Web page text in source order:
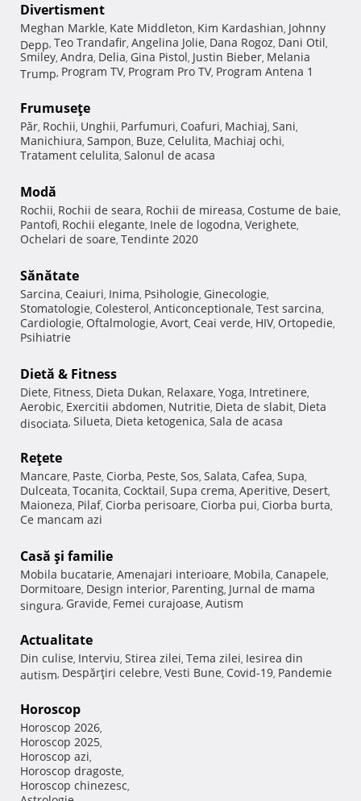
Divertisment
Meghan Markle, Kate Middleton, Kim Kardashian, Johnny
Depp, Teo Trandafir, Angelina Jolie, Dana Rogoz, Dani Otil,
Smiley, Andra, Delia, Gina Pistol, Justin Bieber, Melania
Trump, Program TV, Program Pro TV, Program Antena 1
Frumuseţe
Păr, Rochii, Unghii, Parfumuri, Coafuri, Machiaj, Sani,
Manichiura, Sampon, Buze, Celulita, Machiaj ochi,
Tratament celulita, Salonul de acasa
Modă
Rochii, Rochii de seara, Rochii de mireasa, Costume de baie,
Pantofi, Rochii elegante, Inele de logodna, Verighete,
Ochelari de soare, Tendinte 2020
Sănătate
Sarcina, Ceaiuri, Inima, Psihologie, Ginecologie,
Stomatologie, Colesterol, Anticonceptionale, Test sarcina,
Cardiologie, Oftalmologie, Avort, Ceai verde, HIV, Ortopedie,
Psihiatrie
Dietă & Fitness
Diete, Fitness, Dieta Dukan, Relaxare, Yoga, Intretinere,
Aerobic, Exercitii abdomen, Nutritie, Dieta de slabit, Dieta
disociata, Silueta, Dieta ketogenica, Sala de acasa
Reţete
Mancare, Paste, Ciorba, Peste, Sos, Salata, Cafea, Supa,
Dulceata, Tocanita, Cocktail, Supa crema, Aperitive, Desert,
Maioneza, Pilaf, Ciorba perisoare, Ciorba pui, Ciorba burta,
Ce mancam azi
Casă şi familie
Mobila bucatarie, Amenajari interioare, Mobila, Canapele,
Dormitoare, Design interior, Parenting, Jurnal de mama
singura, Gravide, Femei curajoase, Autism
Actualitate
Din culise, Interviu, Stirea zilei, Tema zilei, Iesirea din
autism, Despărţiri celebre, Vesti Bune, Covid-19, Pandemie
Horoscop
Horoscop 2026,
Horoscop 2025,
Horoscop azi,
Horoscop dragoste,
Horoscop chinezesc,